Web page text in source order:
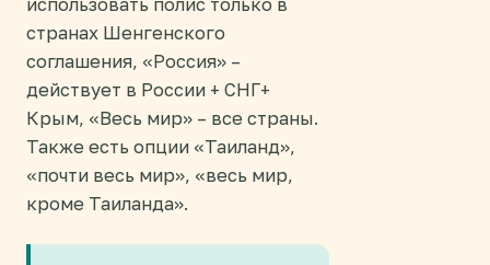
странах Шенгенского
соглашения, «Россия» –
действует в России + СНГ+
Крым, «Весь мир» – все страны.
Также есть опции «Таиланд»,
«почти весь мир», «весь мир,
кроме Таиланда».